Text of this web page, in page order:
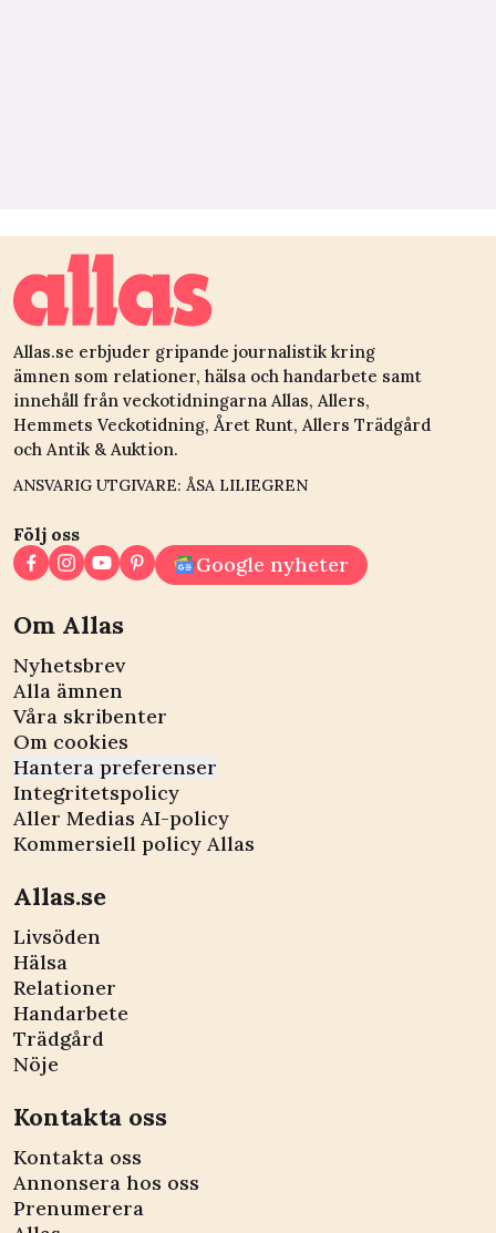
Allas.se erbjuder gripande journalistik kring
ämnen som relationer, hälsa och handarbete samt
innehåll från veckotidningarna Allas, Allers,
Hemmets Veckotidning, Året Runt, Allers Trädgård
och Antik & Auktion.
ANSVARIG UTGIVARE: ÅSA LILIEGREN
Följ oss
Google nyheter
Om Allas
Nyhetsbrev
Alla ämnen
Våra skribenter
Om cookies
Hantera preferenser
Integritetspolicy
Aller Medias AI-policy
Kommersiell policy Allas
Allas.se
Livsöden
Hälsa
Relationer
Handarbete
Trädgård
Nöje
Kontakta oss
Kontakta oss
Annonsera hos oss
Prenumerera